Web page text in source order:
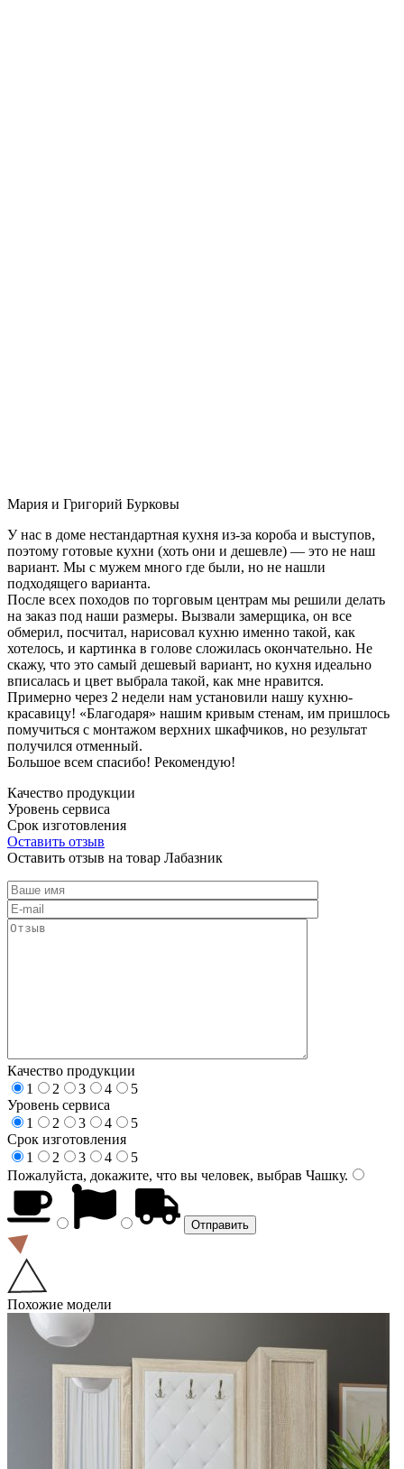
Мария и Григорий Бурковы
У нас в доме нестандартная кухня из-за короба и выступов,
поэтому готовые кухни (хоть они и дешевле) — это не наш
вариант. Мы с мужем много где были, но не нашли
подходящего варианта.
После всех походов по торговым центрам мы решили делать
на заказ под наши размеры. Вызвали замерщика, он все
обмерил, посчитал, нарисовал кухню именно такой, как
хотелось, и картинка в голове сложилась окончательно. Не
скажу, что это самый дешевый вариант, но кухня идеально
вписалась и цвет выбрала такой, как мне нравится.
Примерно через 2 недели нам установили нашу кухню-
красавицу! «Благодаря» нашим кривым стенам, им пришлось
помучиться с монтажом верхних шкафчиков, но результат
получился отменный.
Большое всем спасибо! Рекомендую!
Качество продукции
Уровень сервиса
Срок изготовления
Оставить отзыв
Оставить отзыв на товар Лабазник
Качество продукции
1
2 3 4
5
Уровень сервиса
1
2 3 4
5
Срок изготовления
1
2 3 4
5
Пожалуйста, докажите, что вы человек, выбрав Чашку.
Похожие модели